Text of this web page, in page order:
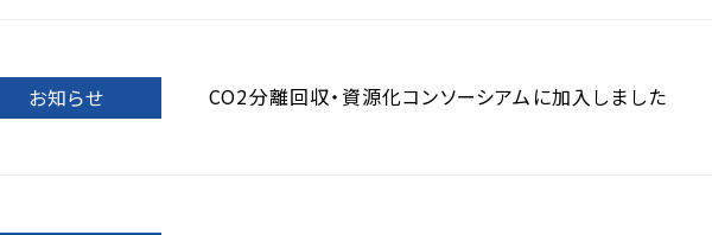
お知らせ CO2分離回収・資源化コンソーシアムに加入しました